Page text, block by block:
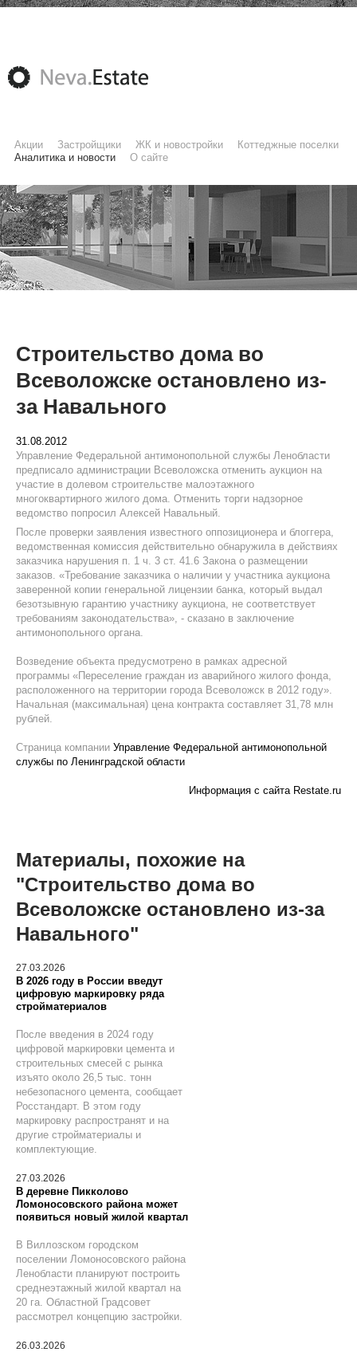
Акции Застройщики ЖК и новостройки
Коттеджные поселки
Аналитика и новости
О сайте
Строительство дома во
Всеволожске остановлено из-
за Навального
31.08.2012
Управление Федеральной антимонопольной службы Ленобласти
предписало администрации Всеволожска отменить аукцион на
участие в долевом строительстве малоэтажного
многоквартирного жилого дома. Отменить торги надзорное
ведомство попросил Алексей Навальный.
После проверки заявления известного оппозиционера и блоггера,
ведомственная комиссия действительно обнаружила в действиях
заказчика нарушения п. 1 ч. 3 ст. 41.6 Закона о размещении
заказов. «Требование заказчика о наличии у участника аукциона
заверенной копии генеральной лицензии банка, который выдал
безотзывную гарантию участнику аукциона, не соответствует
требованиям законодательства», - сказано в заключение
антимонопольного органа.
Возведение объекта предусмотрено в рамках адресной
программы «Переселение граждан из аварийного жилого фонда,
расположенного на территории города Всеволожск в 2012 году».
Начальная (максимальная) цена контракта составляет 31,78 млн
рублей.
Страница компании Управление Федеральной антимонопольной
службы по Ленинградской области
Информация с сайта Restate.ru
Материалы, похожие на
"Строительство дома во
Всеволожске остановлено из-за
Навального"
27.03.2026
В 2026 году в России введут
цифровую маркировку ряда
стройматериалов
После введения в 2024 году
цифровой маркировки цемента и
строительных смесей с рынка
изъято около 26,5 тыс. тонн
небезопасного цемента, сообщает
Росстандарт. В этом году
маркировку распространят и на
другие стройматериалы и
комплектующие.
27.03.2026
В деревне Пикколово
Ломоносовского района может
появиться новый жилой квартал
В Виллозском городском
поселении Ломоносовского района
Ленобласти планируют построить
среднеэтажный жилой квартал на
20 га. Областной Градсовет
рассмотрел концепцию застройки.
26.03.2026